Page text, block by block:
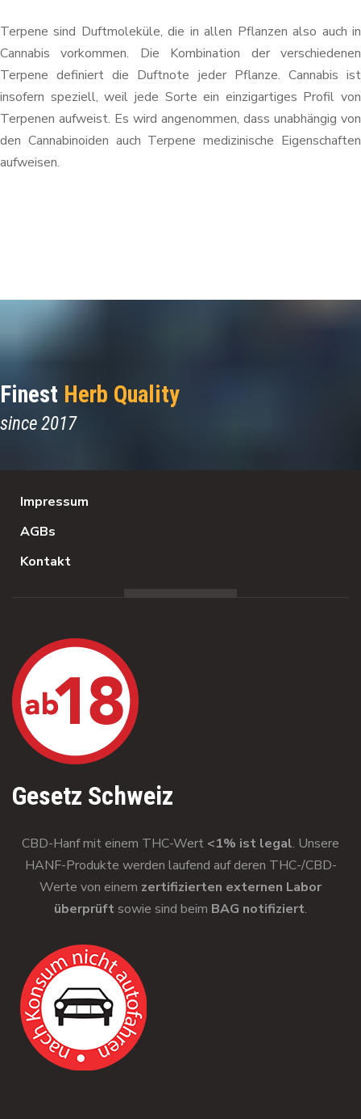
Terpene sind Duftmoleküle, die in allen Pflanzen also auch in
Cannabis vorkommen. Die Kombination der verschiedenen
Terpene definiert die Duftnote jeder Pflanze. Cannabis ist
insofern speziell, weil jede Sorte ein einzigartiges Profil von
Terpenen aufweist. Es wird angenommen, dass unabhängig von
den Cannabinoiden auch Terpene medizinische Eigenschaften
aufweisen.
Finest Herb Quality
since 2017
Impressum
AGBs
Kontakt
Gesetz Schweiz
CBD-Hanf mit einem THC-Wert <1% ist legal. Unsere
HANF-Produkte werden laufend auf deren THC-/CBD-
Werte von einem zertifizierten externen Labor
überprüft sowie sind beim BAG notifiziert.